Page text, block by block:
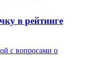
в рейтинге
с вопросами о